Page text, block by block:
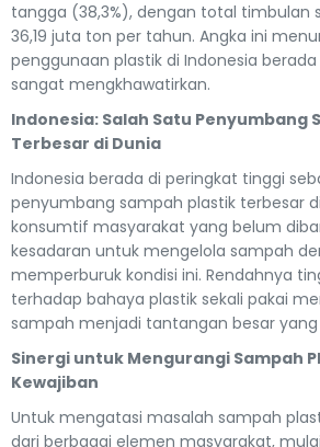
tangga (38,3%), dengan total timbulan
36,19 juta ton per tahun. Angka ini
penggunaan plastik di Indonesia
sangat mengkhawatirkan.
Indonesia: Salah Satu Penyumbang
Terbesar di Dunia
Indonesia berada di peringkat tinggi
penyumbang sampah plastik terbesar
konsumtif masyarakat yang belum
kesadaran untuk mengelola sampah
memperburuk kondisi ini. Rendahnya
terhadap bahaya plastik sekali pakai
sampah menjadi tantangan besar yang
Sinergi untuk Mengurangi Sampah
Kewajiban
Untuk mengatasi masalah sampah
dari berbagai elemen masyarakat,